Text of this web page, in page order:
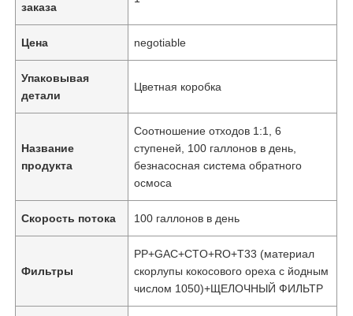
заказа
Цена negotiable
Упаковывая
детали
Цветная коробка
Название
продукта
Соотношение отходов 1:1, 6
ступеней, 100 галлонов в день,
безнасосная система обратного
осмоса
Скорость потока 100 галлонов в день
Фильтры
PP+GAC+CTO+RO+T33 (материал
скорлупы кокосового ореха с йодным
числом 1050)+ЩЕЛОЧНЫЙ ФИЛЬТР